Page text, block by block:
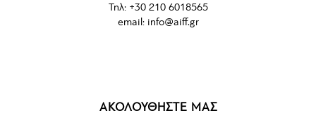
Τηλ: +30 210 6018565
email: info@aiff.gr
ΑΚΟΛΟΥΘΗΣΤΕ ΜΑΣ